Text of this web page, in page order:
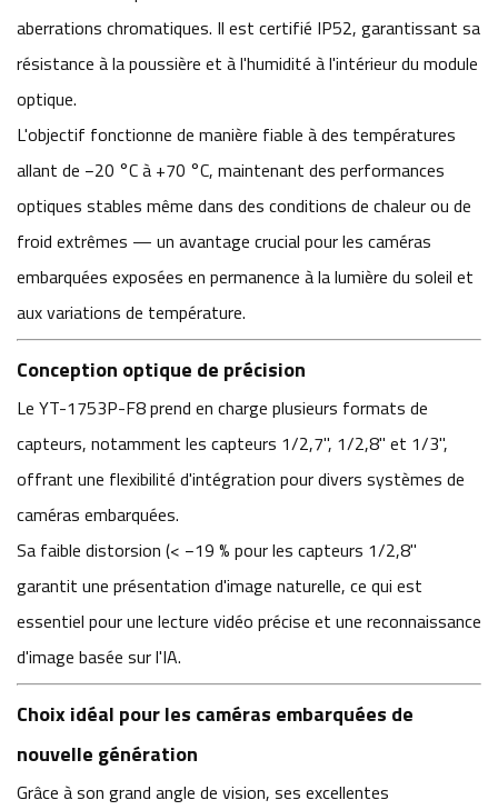
aberrations chromatiques. Il est certifié IP52, garantissant sa
résistance à la poussière et à l'humidité à l'intérieur du module
optique.
L'objectif fonctionne de manière fiable à des températures
allant de −20 °C à +70 °C, maintenant des performances
optiques stables même dans des conditions de chaleur ou de
froid extrêmes — un avantage crucial pour les caméras
embarquées exposées en permanence à la lumière du soleil et
aux variations de température.
Conception optique de précision
Le YT-1753P-F8 prend en charge plusieurs formats de
capteurs, notamment les capteurs 1/2,7", 1/2,8" et 1/3",
offrant une flexibilité d'intégration pour divers systèmes de
caméras embarquées.
Sa faible distorsion (< −19 % pour les capteurs 1/2,8"
garantit une présentation d'image naturelle, ce qui est
essentiel pour une lecture vidéo précise et une reconnaissance
d'image basée sur l'IA.
Choix idéal pour les caméras embarquées de
nouvelle génération
Grâce à son grand angle de vision, ses excellentes